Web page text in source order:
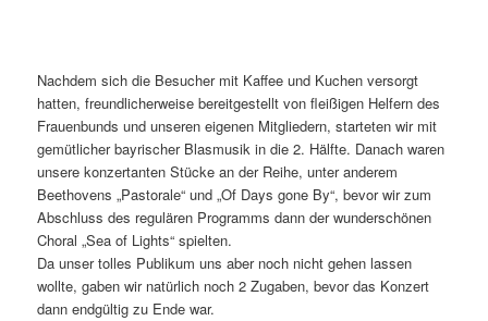
Nachdem sich die Besucher mit Kaffee und Kuchen versorgt
hatten, freundlicherweise bereitgestellt von fleißigen Helfern des
Frauenbunds und unseren eigenen Mitgliedern, starteten wir mit
gemütlicher bayrischer Blasmusik in die 2. Hälfte. Danach waren
unsere konzertanten Stücke an der Reihe, unter anderem
Beethovens „Pastorale“ und „Of Days gone By“, bevor wir zum
Abschluss des regulären Programms dann der wunderschönen
Choral „Sea of Lights“ spielten.
Da unser tolles Publikum uns aber noch nicht gehen lassen
wollte, gaben wir natürlich noch 2 Zugaben, bevor das Konzert
dann endgültig zu Ende war.